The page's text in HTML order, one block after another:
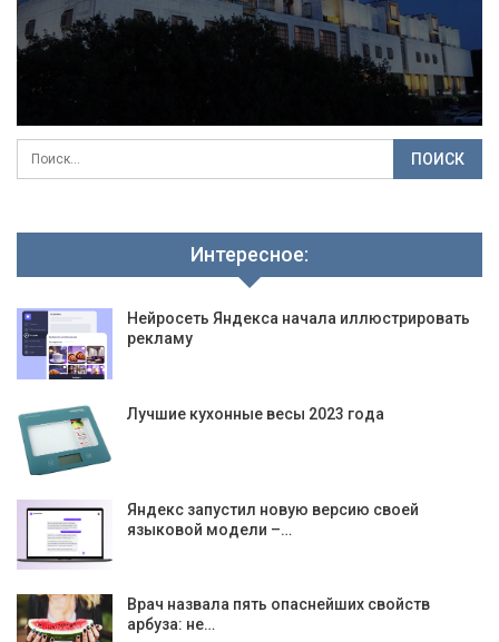
Интересное:
Нейросеть Яндекса начала иллюстрировать
рекламу
Лучшие кухонные весы 2023 года
Яндекс запустил новую версию своей
языковой модели –…
Врач назвала пять опаснейших свойств
арбуза: не…